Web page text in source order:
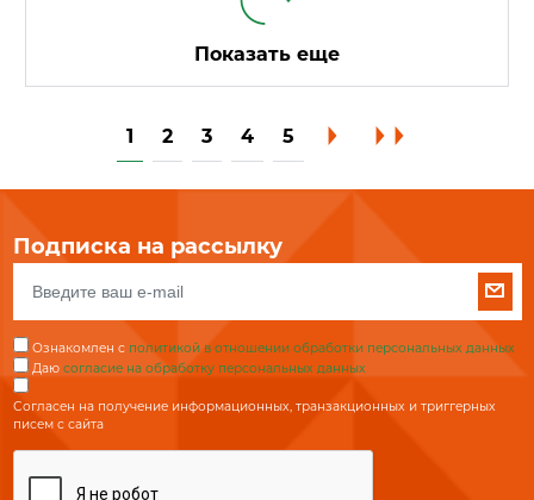
Показать еще
1 2 3 4 5
Подписка на рассылку
Ознакомлен с политикой в отношении обработки персональных данных
Даю согласие на обработку персональных данных
Согласен на получение информационных, транзакционных и триггерных
писем с сайта